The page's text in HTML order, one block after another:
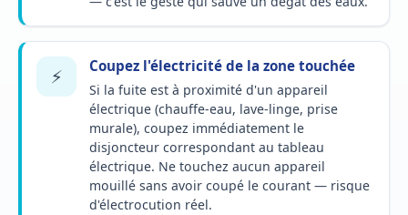
⚡ Coupez l'électricité de la zone touchée
Si la fuite est à proximité d'un appareil
électrique (chauffe-eau, lave-linge, prise
murale), coupez immédiatement le
disjoncteur correspondant au tableau
électrique. Ne touchez aucun appareil
mouillé sans avoir coupé le courant — risque
d'électrocution réel.